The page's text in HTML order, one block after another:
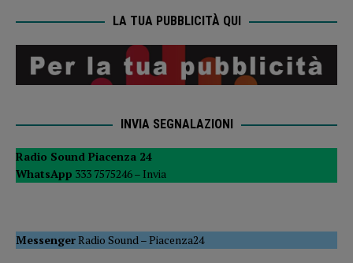
LA TUA PUBBLICITÀ QUI
INVIA SEGNALAZIONI
Radio Sound Piacenza 24
WhatsApp 333 7575246 – Invia
MessengerRadio Sound –Piacenza24